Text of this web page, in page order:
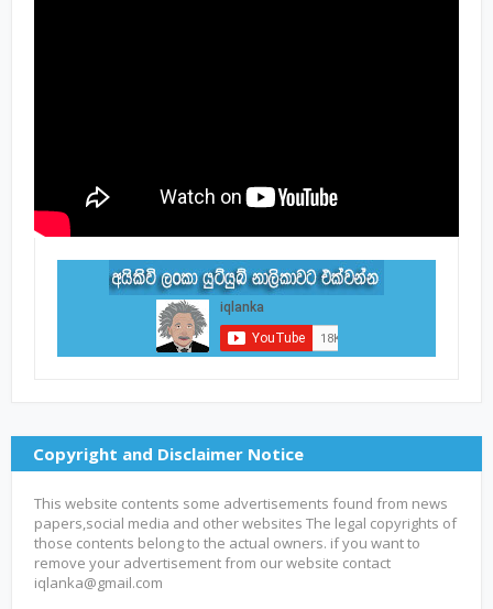
Copyright and Disclaimer Notice
This website contents some advertisements found from news
papers,social media and other websites The legal copyrights of
those contents belong to the actual owners. if you want to
remove your advertisement from our website contact
iqlanka@gmail.com